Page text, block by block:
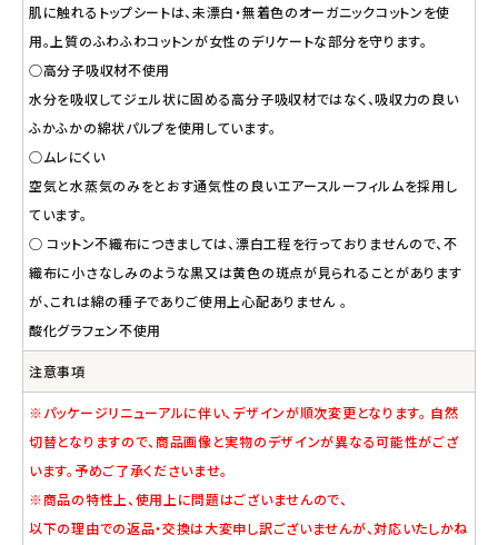
肌に触れるトップシートは、未漂白・無着色のオーガニックコットンを使
用。上質のふわふわコットンが女性のデリケートな部分を守ります。
○高分子吸収材不使用
水分を吸収してジェル状に固める高分子吸収材ではなく、吸収力の良い
ふかふかの綿状パルプを使用しています。
○ムレにくい
空気と水蒸気のみをとおす通気性の良いエアースルーフィルムを採用し
ています。
○ コットン不織布につきましては、漂白工程を行っておりませんので、不
織布に小さなしみのような黒又は黄色の斑点が見られることがあります
が、これは綿の種子でありご使用上心配ありません 。
酸化グラフェン不使用
注意事項
※パッケージリニューアルに伴い、デザインが順次変更となります。 自然
切替となりますので、商品画像と実物のデザインが異なる可能性がござ
います。予めご了承くださいませ。
※商品の特性上、使用上に問題はございませんので、
以下の理由での返品・交換は大変申し訳ございませんが、対応いたしかね